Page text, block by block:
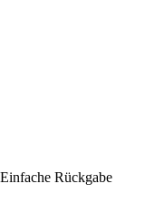
Einfache Rückgabe